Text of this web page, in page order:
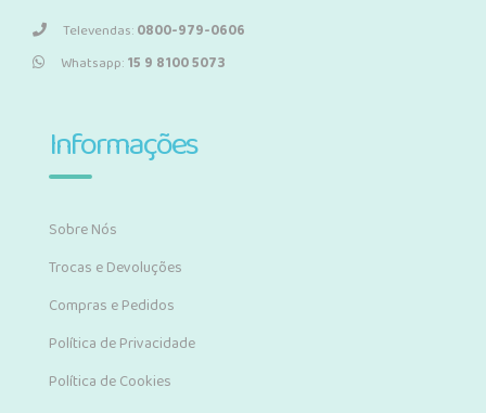
Televendas:0800-979-0606
Whatsapp:15 9 8100 5073
Informações
Sobre Nós
Trocas e Devoluções
Compras e Pedidos
Política de Privacidade
Política de Cookies